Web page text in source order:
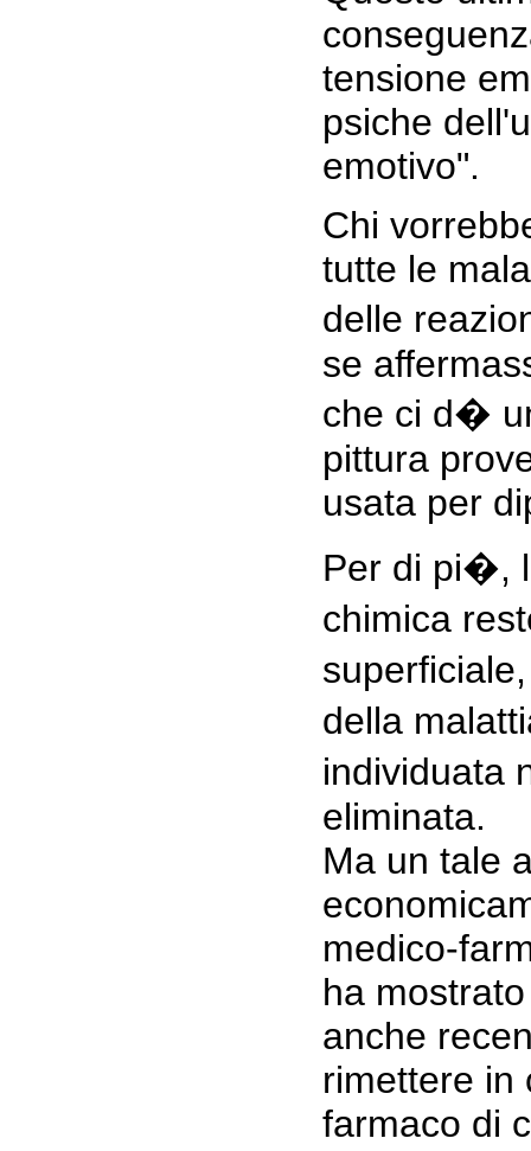
tensione
psiche
emotivo".
Chi
tutte le
delle
se
che ci d�
pittura
usata per
Per di pi�,
chimica
della
individuata
eliminata.
Ma un tale
medico-
ha
anche
rimettere in
farmaco di